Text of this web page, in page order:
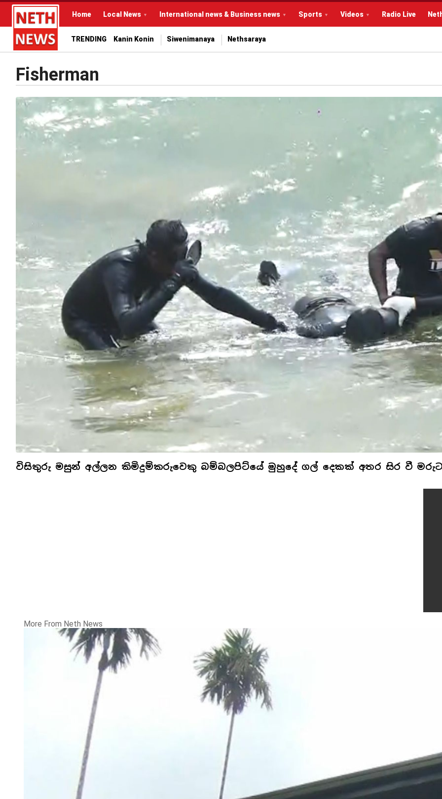
Home Local News International news & Business news Sports Videos Radio Live
TRENDING Kanin Konin Siwenimanaya Nethsaraya
Fisherman
විසිතුරු මසුන් අල්ලන කිමිදුම්කරුවෙකු බම්බලපිට්යේ මුහුදේ ගල් දෙකක් අතර සිර වී
More From Neth News